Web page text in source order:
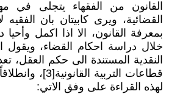
القانون من الفقهاء يتجلى في
القضائية، ويرى كابيتان بان
بمعرفة القانون، الا اذا اكمل
خلال دراسة احكام القضاء، ويقول
النقدية المستندة الى حكم العقل،
قطاعات التربية
لهذه القراءة على وفق الاتي: